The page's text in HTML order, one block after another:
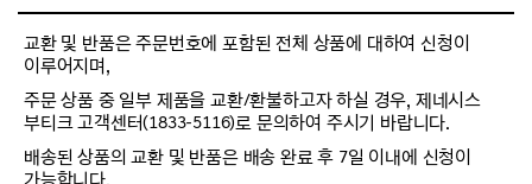
교환 및 반품은 주문번호에 포함된 전체 상품에 대하여 신청이
이루어지며,
주문 상품 중 일부 제품을 교환/환불하고자 하실 경우, 제네시스
부티크 고객센터(1833-5116)로 문의하여 주시기 바랍니다.
배송된 상품의 교환 및 반품은 배송 완료 후 7일 이내에 신청이
가능합니다.